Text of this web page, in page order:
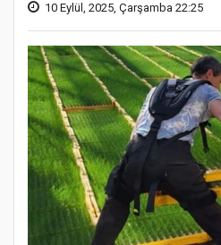
10 Eylül, 2025, Çarşamba 22:25